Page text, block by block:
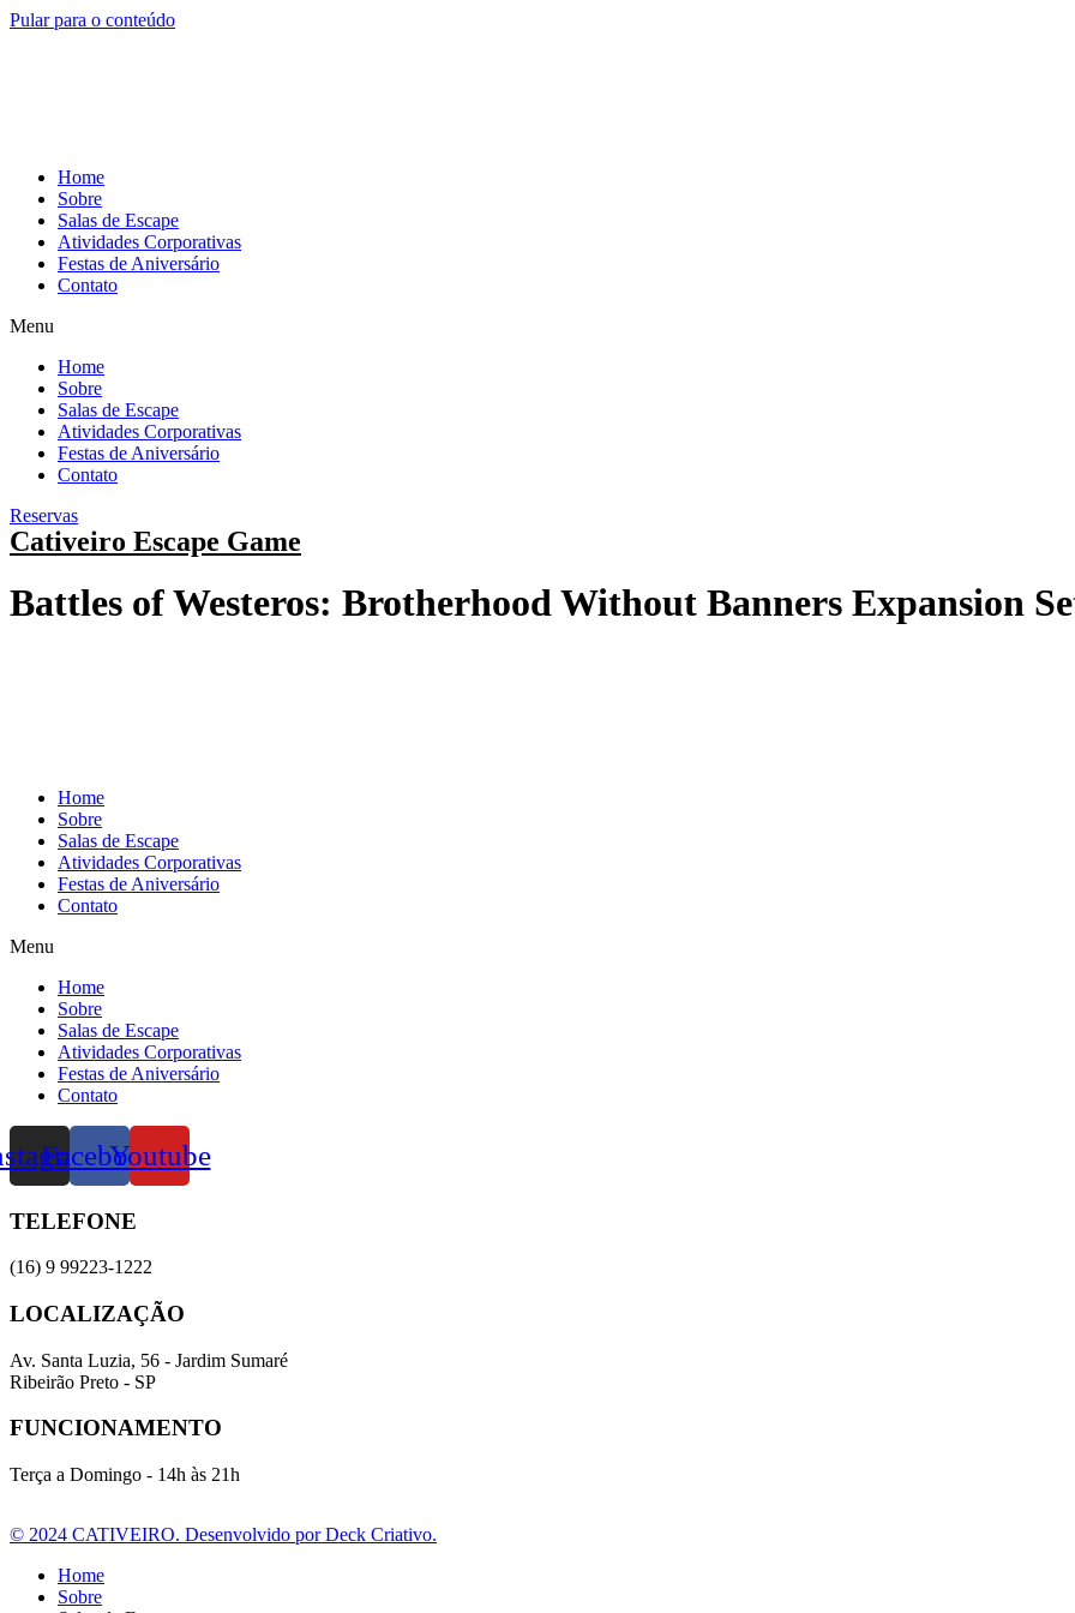
Pular para o conteúdo
Home
Sobre
Salas de Escape
Atividades Corporativas
Festas de Aniversário
Contato
Menu
Home
Sobre
Salas de Escape
Atividades Corporativas
Festas de Aniversário
Contato
Reservas
Cativeiro Escape Game
Battles of Westeros: Brotherhood Without Banners Expansion
Home
Sobre
Salas de Escape
Atividades Corporativas
Festas de Aniversário
Contato
Menu
Home
Sobre
Salas de Escape
Atividades Corporativas
Festas de Aniversário
Contato
FacebookYoutube
TELEFONE
(16) 9 99223-1222
LOCALIZAÇÃO
Av. Santa Luzia, 56 - Jardim Sumaré
Ribeirão Preto - SP
FUNCIONAMENTO
Terça a Domingo - 14h às 21h
© 2024 CATIVEIRO. Desenvolvido por Deck Criativo.
Home
Sobre